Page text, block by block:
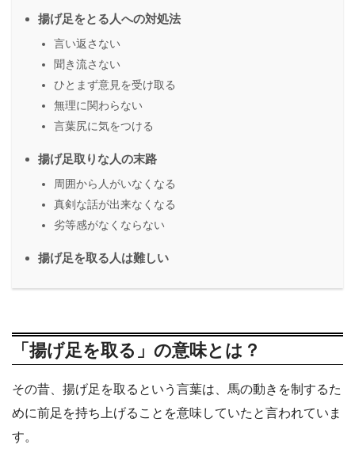
揚げ足をとる人への対処法
言い返さない
聞き流さない
ひとまず意見を受け取る
無理に関わらない
言葉尻に気をつける
揚げ足取りな人の末路
周囲から人がいなくなる
真剣な話が出来なくなる
劣等感がなくならない
揚げ足を取る人は難しい
「揚げ足を取る」の意味とは？
その昔、揚げ足を取るという言葉は、馬の動きを制するた
めに前足を持ち上げることを意味していたと言われていま
す。